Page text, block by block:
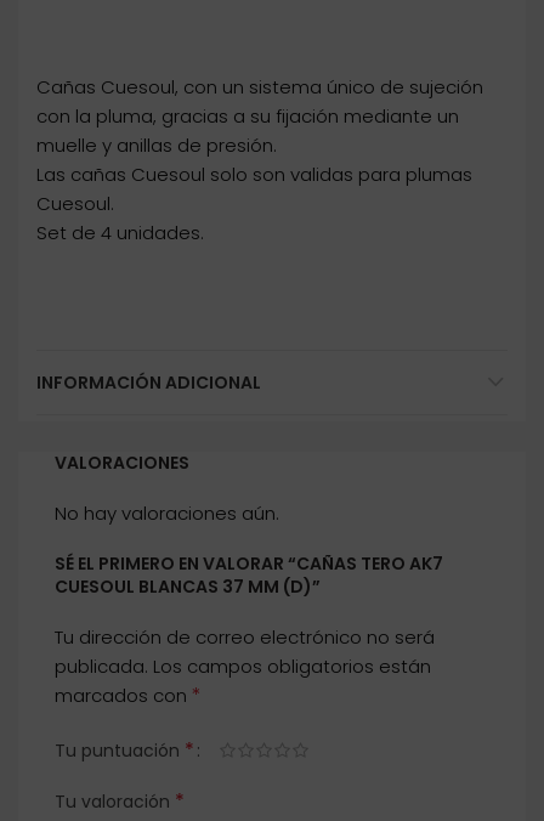
Cañas Cuesoul, con un sistema único de sujeción
con la pluma, gracias a su fijación mediante un
muelle y anillas de presión.
Las cañas Cuesoul solo son validas para plumas
Cuesoul.
Set de 4 unidades.
INFORMACIÓN ADICIONAL
VALORACIONES
No hay valoraciones aún.
SÉ EL PRIMERO EN VALORAR “CAÑAS TERO AK7
CUESOUL BLANCAS 37 MM (D)”
Tu dirección de correo electrónico no será
publicada. Los campos obligatorios están
marcados con *
Tu puntuación *
Tu valoración *